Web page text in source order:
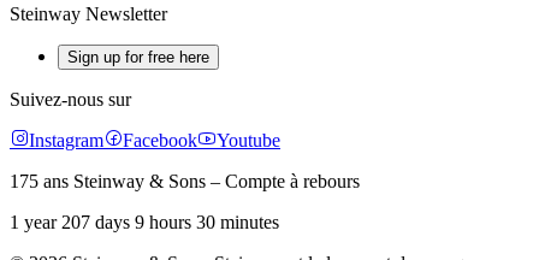
Steinway Newsletter
Sign up for free here
Suivez-nous sur
Instagram
Facebook
Youtube
175 ans Steinway & Sons – Compte à rebours
1 year 207 days 9 hours 30 minutes